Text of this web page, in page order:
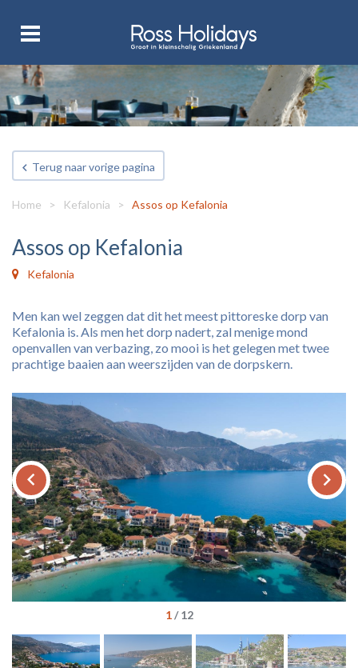
Terug naar vorige pagina
Home > Kefalonia > Assos op Kefalonia
Assos op Kefalonia
Kefalonia
Men kan wel zeggen dat dit het meest pittoreske dorp van
Kefalonia is. Als men het dorp nadert, zal menige mond
openvallen van verbazing, zo mooi is het gelegen met twee
prachtige baaien aan weerszijden van de dorpskern.
keyboard_arrow_left keyboard_arrow_right
1/12